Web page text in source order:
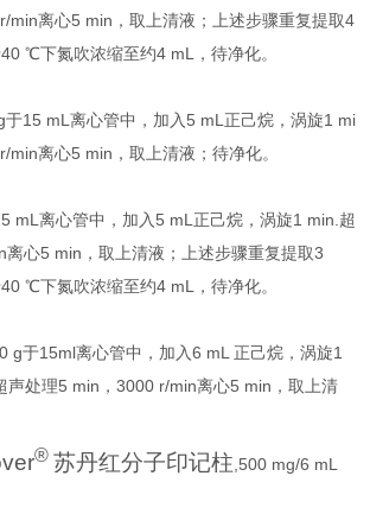
min离心5 min ，取上清液；上述步骤重复提取4
40℃下氮吹浓缩至约4 mL ，待净化。
于15 mL离心管中，加入5 mL正己烷，涡旋1 mi
min离心5 min ，取上清液；待净化。
mL离心管中，加入5 mL正己烷，涡旋1 min.超
离心5 min ，取上清液；上述步骤重复提取3
40℃下氮吹浓缩至约4 mL ，待净化。
g于15ml离心管中，加入6 mL 正己烷，涡旋1
声处理5 min ，3000 r/min离心5 min ，取上清
®苏丹红分子印记柱 ,500 mg/6 mL